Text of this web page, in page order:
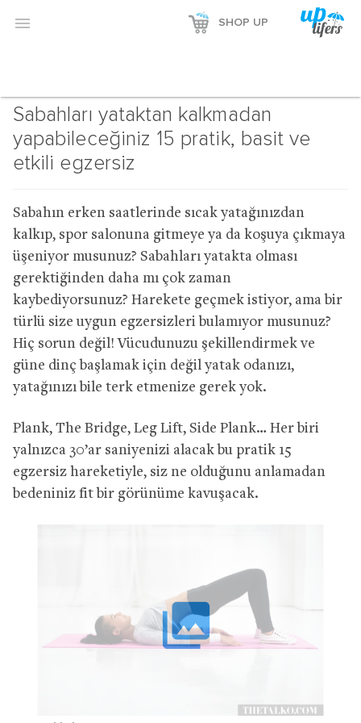
 SHOP UP
Sabahları yataktan kalkmadan
yapabileceğiniz 15 pratik, basit ve
etkili egzersiz
Sabahın erken saatlerinde sıcak yatağınızdan
kalkıp, spor salonuna gitmeye ya da koşuya çıkmaya
üşeniyor musunuz? Sabahları yatakta olması
gerektiğinden daha mı çok zaman
kaybediyorsunuz? Harekete geçmek istiyor, ama bir
türlü size uygun egzersizleri bulamıyor musunuz?
Hiç sorun değil! Vücudunuzu şekillendirmek ve
güne dinç başlamak için değil yatak odanızı,
yatağınızı bile terk etmenize gerek yok.
Plank, The Bridge, Leg Lift, Side Plank… Her biri
yalnızca 30’ar saniyenizi alacak bu pratik 15
egzersiz hareketiyle, siz ne olduğunu anlamadan
bedeniniz fit bir görünüme kavuşacak.
collections